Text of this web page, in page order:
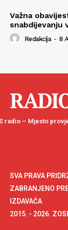
Važna
snabdijevanju
Redakcija - 8
radio – Mjesto
SVA PRAVA
ZABRANJENO
IZDAVAČA
2015. - 2026.